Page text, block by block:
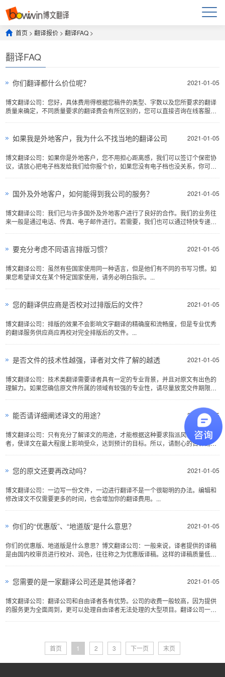
首页 >翻译报价 >翻译FAQ >
翻译FAQ
2021-01-05
你们翻译都什么价位呢？
博文翻译公司：您好，具体费用得根据您稿件的类型、字数以及您所要求的翻译
质量来确定，不同质量要求的翻译费会有所区别的，您可以直接咨询在线客服为
2021-01-05
如果我是外地客户，我为什么不找当地的翻译公司
博文翻译公司：如果你是外地客户，您不用担心距离感，我们可以签订个保密协
议，请放心把电子档发给我们给你报个价，如果您没有电子档也没关系，你可把
2021-01-05
国外及外地客户，如何能得到我公司的服务？
博文翻译公司：我们已与许多国外及外地客户进行了良好的合作。我们的业务往
来一般是通过电话、传真、电子邮件进行。若需要，我们也可以通过特快专递。
2021-01-05
要充分考虑不同语言排版习惯？
博文翻译公司：虽然有些国家使用同一种语言，但是他们有不同的书写习惯。如
果您希望译文在某个特定国家使用，请务必明白指示。...
2021-01-05
您的翻译供应商是否校对过排版后的文件？
博文翻译公司：排版的效果不会影响文字翻译的精确度和流畅度，但是专业优秀
的翻译服务供应商应再校对完全排版后的文件。...
2021-01-05
是否文件的技术性越强，译者对文件了解的越透
博文翻译公司：技术类翻译需要译者具有一定的专业背景，并且对原文有出色的
理解力。如果您确信原文件所属的领域有较强的专业性，请尽量放宽交件期限，
2021-01-05
能否请详细阐述译文的用途？
博文翻译公司：只有充分了解译文的用途，才能根据这种要求指派风格相符的译
者，使译文在最大程度上影响受众，达到预计的目标。所以，请耐心的告诉翻译
2021-01-05
您的原文还要再改动吗？
博文翻译公司：一边写一份文件，一边进行翻译不是一个很聪明的办法。编辑和
修改译文不仅需要更多的时间，也会增加你的翻译费用。...
2021-01-05
你们的“优惠版”、“地道版”是什么意思？
你们的优惠版、地道版是什么意思？博文翻译公司：一般来说，译者提供的译稿
是由国内校审员进行校对、润色，往往称之为优惠版译稿。这样的译稿质量低于
2021-01-05
您需要的是一家翻译公司还是其他译者？
博文翻译公司：翻译公司和自由译者各有优势。公司的收费一般较高，因为提供
的服务更为全面周到，更可以处理自由译者无法处理的大型项目。翻译公司一般
首页 1 2 3 下一页 末页